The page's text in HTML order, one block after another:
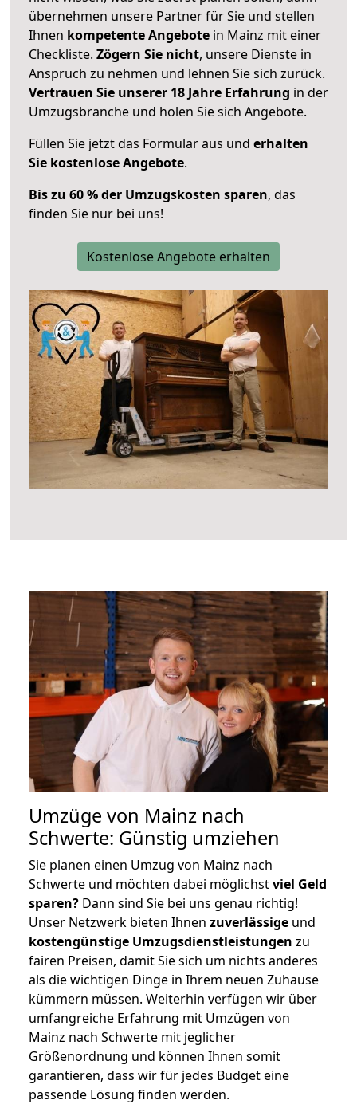
übernehmen unsere Partner für Sie und stellen
Ihnen kompetente Angebote in Mainz mit einer
Checkliste. Zögern Sie nicht, unsere Dienste in
Anspruch zu nehmen und lehnen Sie sich zurück.
Vertrauen Sie unserer 18 Jahre Erfahrung in der
Umzugsbranche und holen Sie sich Angebote.
Füllen Sie jetzt das Formular aus und erhalten
Sie kostenlose Angebote.
Bis zu 60 % der Umzugskosten sparen, das
finden Sie nur bei uns!
Kostenlose Angebote erhalten
Umzüge von Mainz nach
Schwerte: Günstig umziehen
Sie planen einen Umzug von Mainz nach
Schwerte und möchten dabei möglichstviel Geld
sparen? Dann sind Sie bei uns genau richtig!
Unser Netzwerk bieten Ihnen zuverlässige und
kostengünstige Umzugsdienstleistungen zu
fairen Preisen, damit Sie sich um nichts anderes
als die wichtigen Dinge in Ihrem neuen Zuhause
kümmern müssen. Weiterhin verfügen wir über
umfangreiche Erfahrung mit Umzügen von
Mainz nach Schwerte mit jeglicher
Größenordnung und können Ihnen somit
garantieren, dass wir für jedes Budget eine
passende Lösung finden werden.